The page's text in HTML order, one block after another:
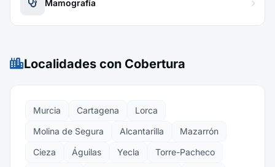
Mamografía
Localidades con Cobertura
Murcia Cartagena
Lorca
Molina de Segura
Alcantarilla
Mazarrón
Cieza
Águilas Yecla
Torre-Pacheco